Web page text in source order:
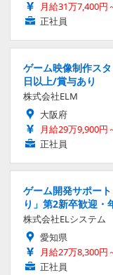
月給31万7,400円
正社員
ゲーム映像制作ス
日以上/賞与あり
株式会社ELM
大阪府
月給29万9,900円
正社員
ゲーム開発サポー
り」第2新卒歓迎・
株式会社ELシステム
愛知県
月給27万8,300円
正社員